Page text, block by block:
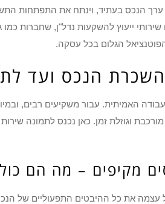
ערך הנכס בעתיד, וינתח את התפתחות
ייעוץ להשקעות נדל"ן, שחברות
הגלום בכל עסקה.
הנכס ועד
האמיתית. עבור משקיעים רבים,
וגוזלת זמן. כאן נכנס לתמונה
מקיפים – מה הם
עצמה את כל ההיבטים התפעוליים של